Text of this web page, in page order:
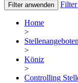
Filter anwenden Filter
Home
>
Stellenangeboten
>
Köniz
>
Controlling